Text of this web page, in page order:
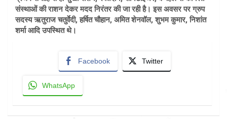
संस्थाओं की राशन देकर मदद निरंतर की जा रही है। इस अवसर पर ग्रुप
सदस्य ऋतुराज चतुर्वेदी, हर्षित चौहान, अमित शेनवॉल, शुभम कुमार, निशांत
शर्मा आदि उपस्थित थे।
Facebook Twitter
WhatsApp